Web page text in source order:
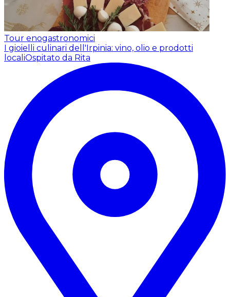
Tour enogastronomici
I gioielli culinari dell'Irpinia: vino, olio e prodotti
localiOspitato da Rita